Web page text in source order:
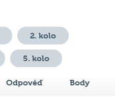
2. kolo
5. kolo
Odpověď Body